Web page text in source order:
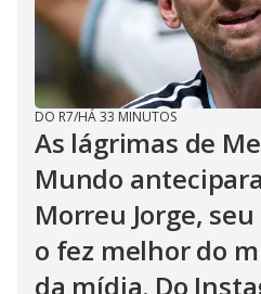
DO R7/HÁ 33 MINUTOS
As lágrimas de
Mundo
Morreu Jorge,
o fez melhor do
da mídia. Do